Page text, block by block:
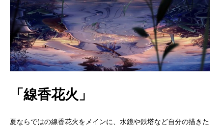
「線香花火」
夏ならではの線香花火をメインに、水鏡や鉄塔など自分の描きた